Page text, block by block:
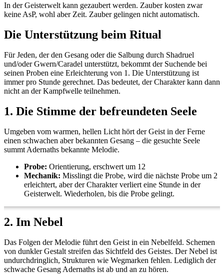
In der Geisterwelt kann gezaubert werden. Zauber kosten zwar
keine AsP, wohl aber Zeit. Zauber gelingen nicht automatisch.
Die Unterstützung beim Ritual
Für Jeden, der den Gesang oder die Salbung durch Shadruel
und/oder Gwern/Caradel unterstützt, bekommt der Suchende bei
seinen Proben eine Erleichterung von 1. Die Unterstützung ist
immer pro Stunde gerechnet. Das bedeutet, der Charakter kann dann
nicht an der Kampfwelle teilnehmen.
1. Die Stimme der befreundeten Seele
Umgeben vom warmen, hellen Licht hört der Geist in der Ferne
einen schwachen aber bekannten Gesang – die gesuchte Seele
summt Adernaths bekannte Melodie.
Probe: Orientierung, erschwert um 12
Mechanik: Misslingt die Probe, wird die nächste Probe um 2
erleichtert, aber der Charakter verliert eine Stunde in der
Geisterwelt. Wiederholen, bis die Probe gelingt.
2. Im Nebel
Das Folgen der Melodie führt den Geist in ein Nebelfeld. Schemen
von dunkler Gestalt streifen das Sichtfeld des Geistes. Der Nebel ist
undurchdringlich, Strukturen wie Wegmarken fehlen. Lediglich der
schwache Gesang Adernaths ist ab und an zu hören.